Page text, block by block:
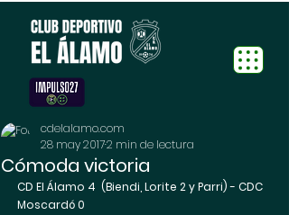
Cómoda victoria
cdelalamo.com
28 may 20172 min de lectura
CD El Álamo 4  (Biendi, Lorite 2 y Parri) - CDC
Moscardó 0